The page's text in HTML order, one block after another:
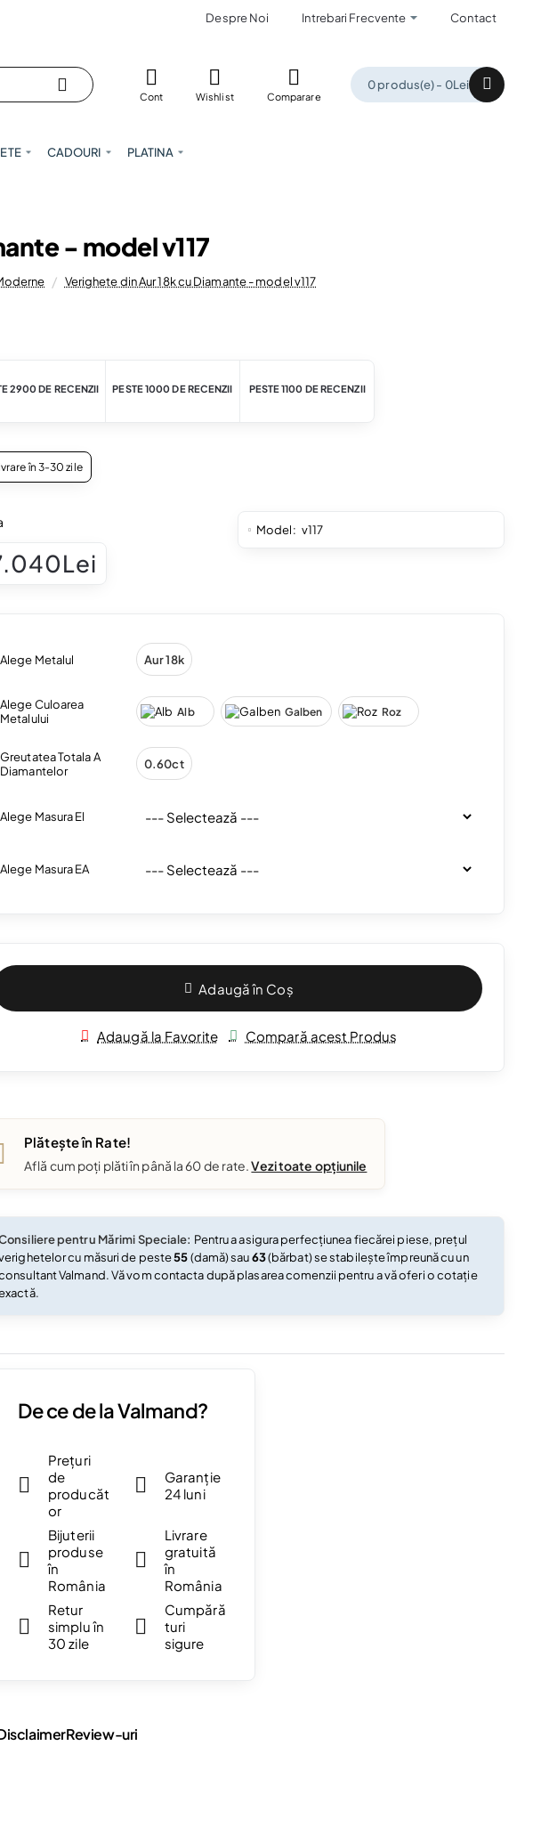
Despre Noi Intrebari Frecvente Contact
Cont Wishlist Comparare
0 produs(e) - 0Lei
CADOURI PLATINA
- model v117
Verighete din Aur 18k cu Diamante - model v117
2900 DE RECENZII PESTE 1000 DE RECENZII PESTE 1100 DE RECENZII
în 3-30 zile
Model: v117
Alege Metalul Aur 18k
Alege Culoarea
Metalului
Alb Galben Roz
Greutatea Totala A
Diamantelor
0.60ct
Alege Masura El
Alege Masura EA
Adaugă în Coș
Adaugă la Favorite Compară acest Produs
Plătește în Rate!
Află cum poți plăti în până la 60 de rate.Vezi toate opțiunile
pentru Mărimi Speciale: Pentru a asigura perfecțiunea fiecărei piese, prețul
cu măsuri de peste55(damă) sau63(bărbat) se stabilește împreună cu un
Valmand. Vă vom contacta după plasarea comenzii pentru a vă oferi o cotație
De ce de la Valmand?
Prețuri
de
producăt
or
Garanție
24 luni
Bijuterii
produse
în
România
Livrare
gratuită
în
România
Retur
simplu în
30 zile
Cumpără
turi
sigure
Review-uri